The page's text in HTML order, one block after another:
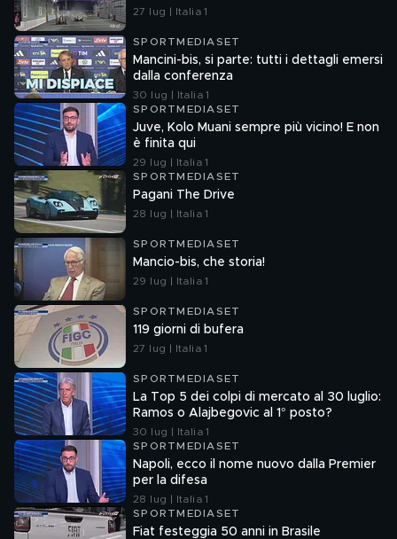
27 lug | Italia 1
SPORTMEDIASET
Mancini-bis, si parte: tutti i dettagli emersi
dalla conferenza
30 lug | Italia 1
SPORTMEDIASET
Juve, Kolo Muani sempre più vicino! E non
è finita qui
29 lug | Italia 1
SPORTMEDIASET
Pagani The Drive
28 lug | Italia 1
SPORTMEDIASET
Mancio-bis, che storia!
29 lug | Italia 1
SPORTMEDIASET
119 giorni di bufera
27 lug | Italia 1
SPORTMEDIASET
La Top 5 dei colpi di mercato al 30 luglio:
Ramos o Alajbegovic al 1° posto?
30 lug | Italia 1
SPORTMEDIASET
Napoli, ecco il nome nuovo dalla Premier
per la difesa
28 lug | Italia 1
SPORTMEDIASET
Fiat festeggia 50 anni in Brasile